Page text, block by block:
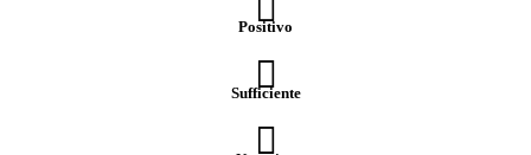
Positivo
Sufficiente